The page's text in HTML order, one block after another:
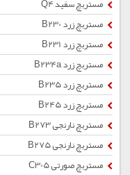
مستربچ سفید Q4
مستربچ زرد B230
مستربچ زرد B231
مستربچ زرد B234a
مستربچ زرد B235
مستربچ زرد B245
مستربچ نارنجی B273
مستربچ نارنجی B275
مستربچ صورتی C305